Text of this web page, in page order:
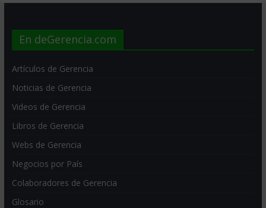
En deGerencia.com
Artículos de Gerencia
Noticias de Gerencia
Videos de Gerencia
Libros de Gerencia
Webs de Gerencia
Negocios por País
Colaboradores de Gerencia
Glosario